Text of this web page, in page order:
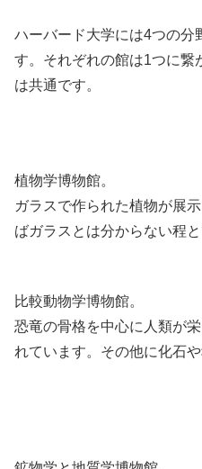
ハーバード大学には4つの分
す。それぞれの館は1つに繋
は共通です。
植物学博物館。
ガラスで作られた植物が展
ばガラスとは分からない程と
比較動物学博物館。
恐竜の骨格を中心に人類が
れています。その他に化石や